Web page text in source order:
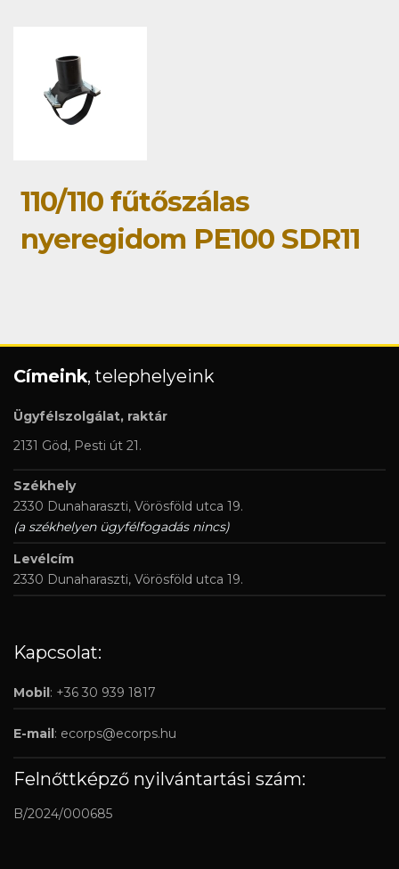
110/110 fűtőszálas
nyeregidom PE100 SDR11
Címeink, telephelyeink
Ügyfélszolgálat, raktár
2131 Göd, Pesti út 21.
Székhely
2330 Dunaharaszti, Vörösföld utca 19.
(a székhelyen ügyfélfogadás nincs)
Levélcím
2330 Dunaharaszti, Vörösföld utca 19.
Kapcsolat:
Mobil : +36 30 939 1817
E-mail : ecorps@ecorps.hu
Felnőttképző nyilvántartási szám:
B/2024/000685